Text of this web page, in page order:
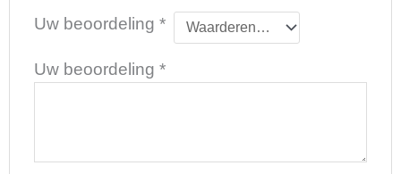
Uw beoordeling *
Uw beoordeling *